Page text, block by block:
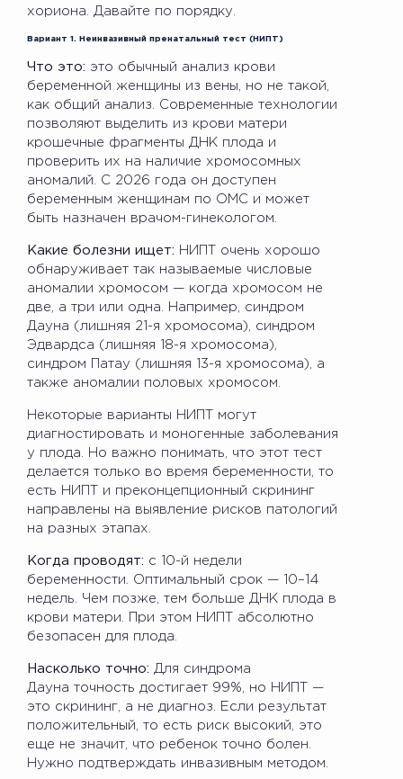
хориона. Давайте по порядку.
Вариант 1. Неинвазивный пренатальный тест (НИПТ)
Что это: это обычный анализ крови
беременной женщины из вены, но не такой,
как общий анализ. Современные технологии
позволяют выделить из крови матери
крошечные фрагменты ДНК плода и
проверить их на наличие хромосомных
аномалий. С 2026 года он доступен
беременным женщинам по ОМС и может
быть назначен врачом-гинекологом.
Какие болезни ищет:
НИПТ очень хорошо
обнаруживает так называемые числовые
аномалии хромосом — когда хромосом не
две, а три или одна. Например, синдром
Дауна (лишняя 21-я хромосома), синдром
Эдвардса (лишняя 18-я хромосома),
синдром Патау (лишняя 13-я хромосома), а
также аномалии половых хромосом.
Некоторые варианты НИПТ могут
диагностировать и моногенные заболевания
у плода. Но важно понимать, что этот тест
делается только во время беременности, то
есть НИПТ и преконцепционный скрининг
направлены на выявление рисков патологий
на разных этапах.
Когда проводят: с 10-й недели
беременности. Оптимальный срок — 10–14
недель. Чем позже, тем больше ДНК плода в
крови матери. При этом НИПТ абсолютно
безопасен для плода.
Насколько точно: Для синдрома
Дауна точность достигает 99%, но НИПТ —
это скрининг, а не диагноз. Если результат
положительный, то есть риск высокий, это
еще не значит, что ребенок точно болен.
Нужно подтверждать инвазивным методом.